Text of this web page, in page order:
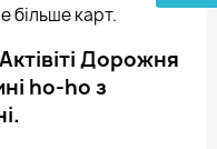
більше карт.
Дорожня
ho-ho з